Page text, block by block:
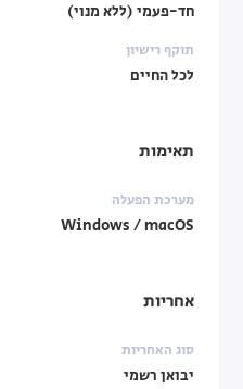
חד-פעמי (ללא מנוי)
תוקף רישיון
לכל החיים
תאימות
מערכת הפעלה
Windows / macOS
אחריות
סוג האחריות
יבואן רשמי